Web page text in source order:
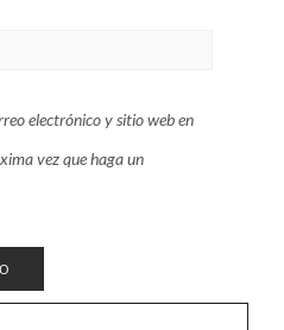
electrónico y sitio web en
vez que haga un